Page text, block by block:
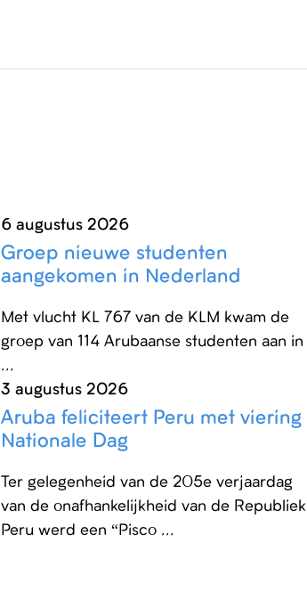
6 augustus 2026
Groep nieuwe studenten
aangekomen in Nederland
Met vlucht KL 767 van de KLM kwam de
groep van 114 Arubaanse studenten aan in
...
3 augustus 2026
Aruba feliciteert Peru met viering
Nationale Dag
Ter gelegenheid van de 205e verjaardag
van de onafhankelijkheid van de Republiek
Peru werd een “Pisco ...